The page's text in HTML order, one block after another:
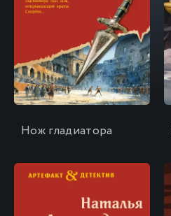
\
Нож гладиатора
\